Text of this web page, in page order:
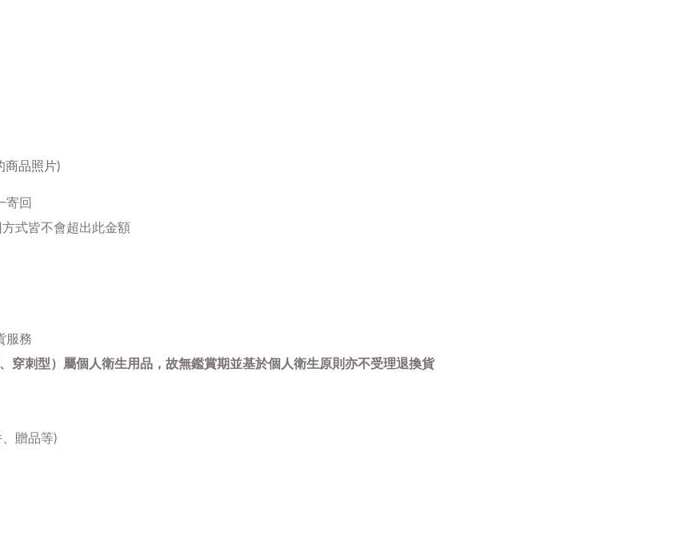
商品照片)
寄回
式皆不會超出此金額
服務
穿刺型）屬個人衛生用品，故無鑑賞期並基於個人衛生原則亦不受理退換貨
贈品等)